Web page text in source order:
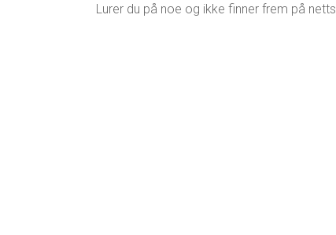
Lurer du på noe og ikke finner frem på